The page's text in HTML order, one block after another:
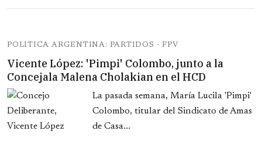
POLITICA ARGENTINA: PARTIDOS - FPV
Vicente López: 'Pimpi' Colombo, junto a la
Concejala Malena Cholakian en el HCD
La pasada semana, María Lucila 'Pimpi'
Colombo, titular del Sindicato de Amas
de Casa...